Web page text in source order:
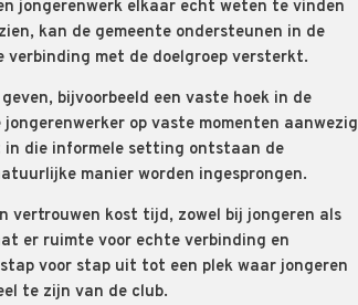
jongerenwerk elkaar echt weten te vinden
kan de gemeente ondersteunen in de
met de doelgroep versterkt.
bijvoorbeeld een vaste hoek in de
op vaste momenten aanwezig
die informele setting ontstaan de
manier worden ingesprongen.
vertrouwen kost tijd, zowel bij jongeren als
er ruimte voor echte verbinding en
voor stap uit tot een plek waar jongeren
te zijn van de club.